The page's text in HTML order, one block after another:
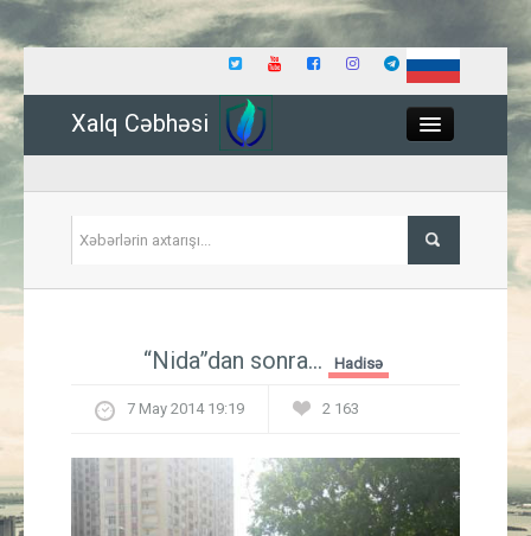
Xalq Cəbhəsi
İqtisadiyyat
Hadisə
“Nida”dan sonra... Hadisə
7 May 2014 19:19 2 163